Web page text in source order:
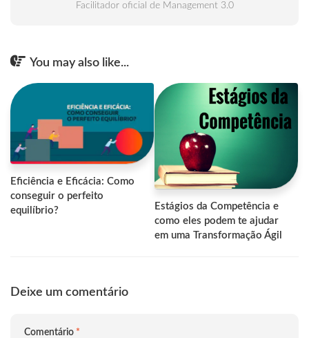
Facilitador oficial de Management 3.0
You may also like...
Eficiência e Eficácia: Como
conseguir o perfeito
equilíbrio?
Estágios da Competência e
como eles podem te ajudar
em uma Transformação Ágil
Deixe um comentário
Comentário *